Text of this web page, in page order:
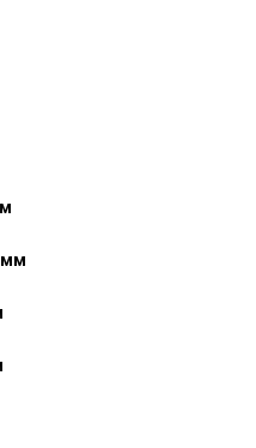
мм